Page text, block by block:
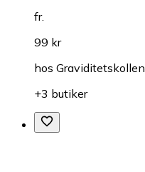
fr.
99 kr
hos Graviditetskollen
+3 butiker